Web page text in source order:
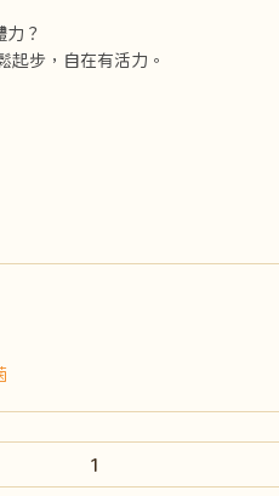
？
起步，自在有活力。